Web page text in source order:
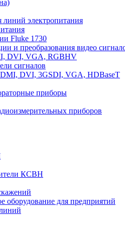
электропитания
Fluke 1730
и преобразования видео
DVI, VGA, RGBHV
сигналов
DVI, 3GSDI, VGA, HDBaseT
приборы
приборов
КСВН
оборудование для предприятий